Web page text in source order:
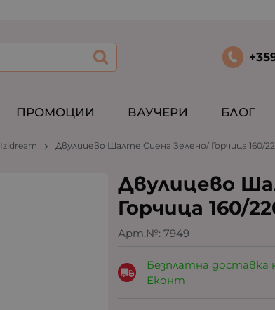
ПРОМОЦИИ ВАУЧЕРИ БЛОГ
Izidream Двулицево Шалте Сиена Зелено/ Горчица 160/
Двулицево
Горчица 160/
Арт.№: 7949
Безплатна доставка
Еконт